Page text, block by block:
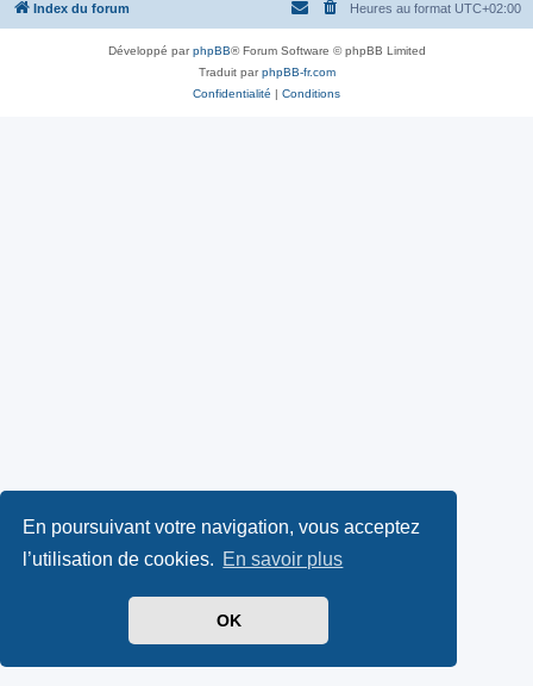
En poursuivant votre navigation, vous acceptez
l’utilisation de cookies. En savoir plus
OK
e
Index du forum Heures au format UTC+02:00
Développé parphpBB® Forum Software © phpBB Limited
Traduit parphpBB-fr.com
Confidentialité | Conditions